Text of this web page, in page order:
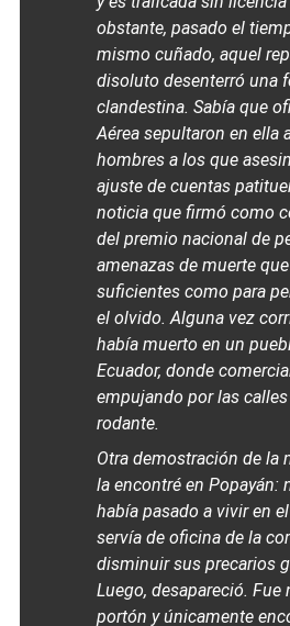
obstante, pasado el
mismo cuñado, aquel
disoluto desenterró una
clandestina. Sabía que
Aérea sepultaron en ella
hombres a los que
ajuste de cuentas
noticia que firmó como
del premio nacional de
amenazas de muerte
suficientes como para
el olvido. Alguna vez
había muerto en un
Ecuador, donde
empujando por las
rodante.
Otra demostración de la
la encontré en Popayán:
había pasado a vivir en
servía de oficina de la
disminuir sus precarios
Luego, desapareció. Fue
portón y únicamente